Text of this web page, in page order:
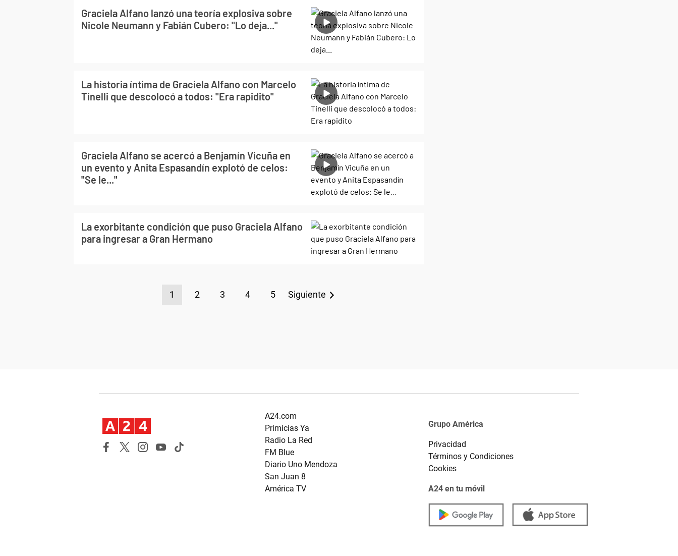
Graciela Alfano lanzó una teoría explosiva sobre
Nicole Neumann y Fabián Cubero: "Lo deja..."
La historia íntima de Graciela Alfano con Marcelo
Tinelli que descolocó a todos: "Era rapidito"
Graciela Alfano se acercó a Benjamín Vicuña en
un evento y Anita Espasandín explotó de celos:
"Se le..."
La exorbitante condición que puso Graciela Alfano
para ingresar a Gran Hermano
1 2 3 4 5 Siguiente
A24.com
Primicias Ya
Radio La Red
FM Blue
Diario Uno Mendoza
San Juan 8
América TV
Grupo América
Privacidad
Términos y Condiciones
Cookies
A24 en tu móvil